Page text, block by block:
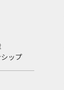
ップ